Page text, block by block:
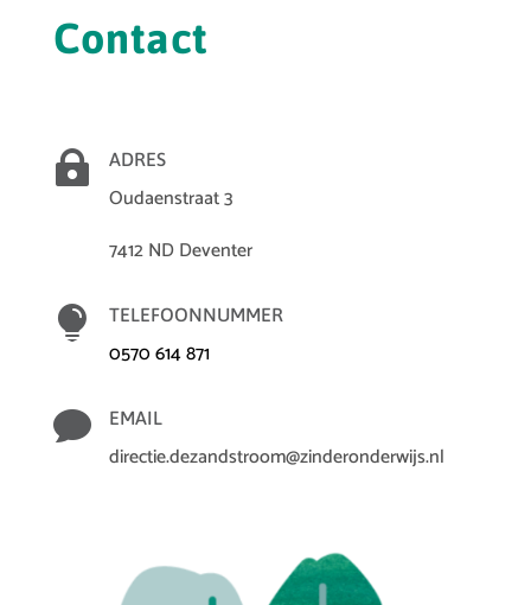
Contact
 ADRES
Oudaenstraat 3
7412 ND Deventer
 TELEFOONNUMMER
0570 614 871
 EMAIL
directie.dezandstroom@zinderonderwijs.nl